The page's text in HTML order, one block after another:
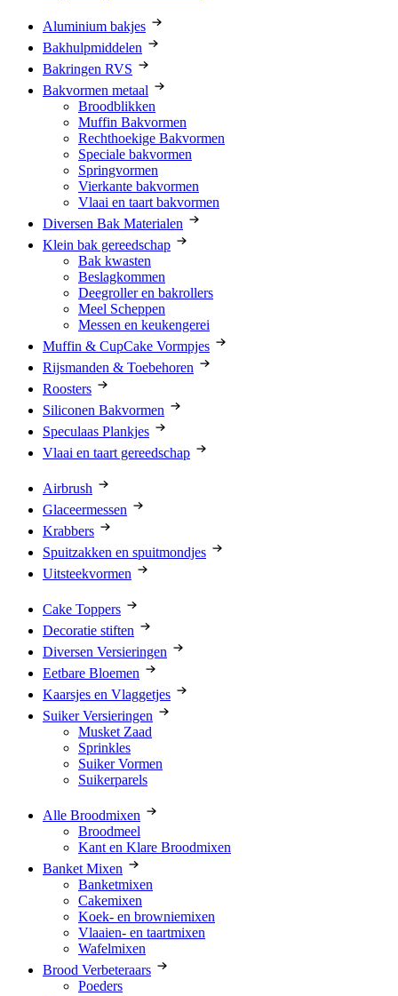
Aluminium bakjes
Bakhulpmiddelen
Bakringen RVS
Bakvormen metaal
Broodblikken
Muffin Bakvormen
Rechthoekige Bakvormen
Speciale bakvormen
Springvormen
Vierkante bakvormen
Vlaai en taart bakvormen
Diversen Bak Materialen
Klein bak gereedschap
Bak kwasten
Beslagkommen
Deegroller en bakrollers
Meel Scheppen
Messen en keukengerei
Muffin & CupCake Vormpjes
Rijsmanden & Toebehoren
Roosters
Siliconen Bakvormen
Speculaas Plankjes
Vlaai en taart gereedschap
Airbrush
Glaceermessen
Krabbers
Spuitzakken en spuitmondjes
Uitsteekvormen
Cake Toppers
Decoratie stiften
Diversen Versieringen
Eetbare Bloemen
Kaarsjes en Vlaggetjes
Suiker Versieringen
Musket Zaad
Sprinkles
Suiker Vormen
Suikerparels
Alle Broodmixen
Broodmeel
Kant en Klare Broodmixen
Banket Mixen
Banketmixen
Cakemixen
Koek- en browniemixen
Vlaaien- en taartmixen
Wafelmixen
Brood Verbeteraars
Poeders